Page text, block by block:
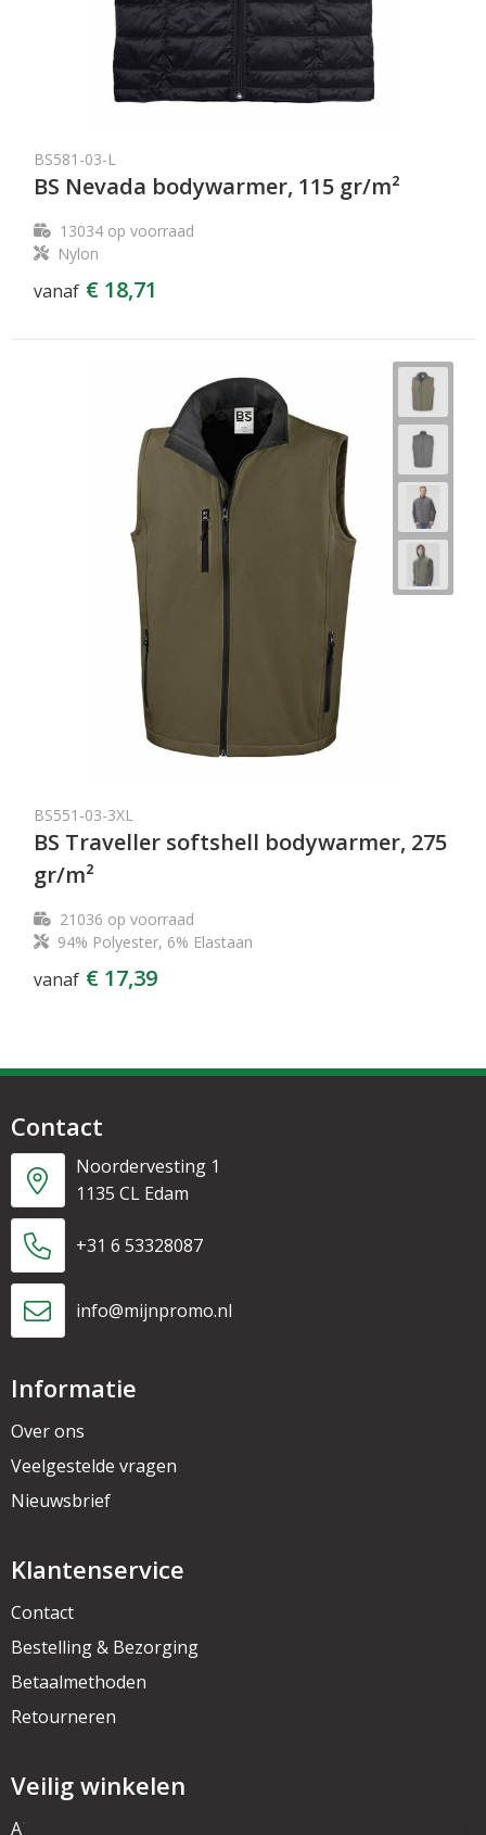
BS581-03-L
BS Nevada bodywarmer, 115 gr/m²
13034op voorraad
Nylon
vanaf € 18,71
BS551-03-3XL
BS Traveller softshell bodywarmer, 275
gr/m²
21036 op voorraad
94% Polyester, 6% Elastaan
vanaf € 17,39
Contact
Noordervesting 1
1135 CL Edam
+31 6 53328087
info@mijnpromo.nl
Informatie
Over ons
Veelgestelde vragen
Nieuwsbrief
Klantenservice
Contact
Bestelling & Bezorging
Betaalmethoden
Retourneren
Veilig winkelen
Algemene voorwaarden